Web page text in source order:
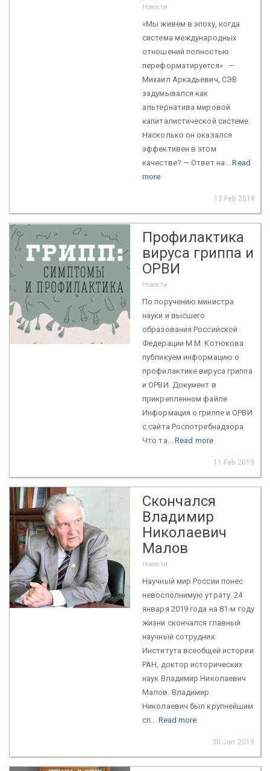
Новости
«Мы живем в эпоху, когда
система международных
отношений полностью
переформатируется» —
Михаил Аркадьевич, СЭВ
задумывался как
альтернатива мировой
капиталистической системе.
Насколько он оказался
эффективен в этом
качестве? — Ответ на...Read
more
13 Feb 2019
Профилактика
вируса гриппа и
ОРВИ
Новости
По поручению министра
науки и высшего
образования Российской
Федерации М.М. Котюкова
публикуем информацию о
профилактике вируса гриппа
и ОРВИ. Документ в
прикрепленном файле
Информация о гриппе и ОРВИ
с сайта Роспотребнадзора
Что та... Read more
11 Feb 2019
Скончался
Владимир
Николаевич
Малов
Новости
Научный мир России понес
невосполнимую утрату. 24
января 2019 года на 81-м году
жизни скончался главный
научный сотрудник
Института всеобщей истории
РАН, доктор исторических
наук Владимир Николаевич
Малов. Владимир
Николаевич был крупнейшим
сп... Read more
30 Jan 2019